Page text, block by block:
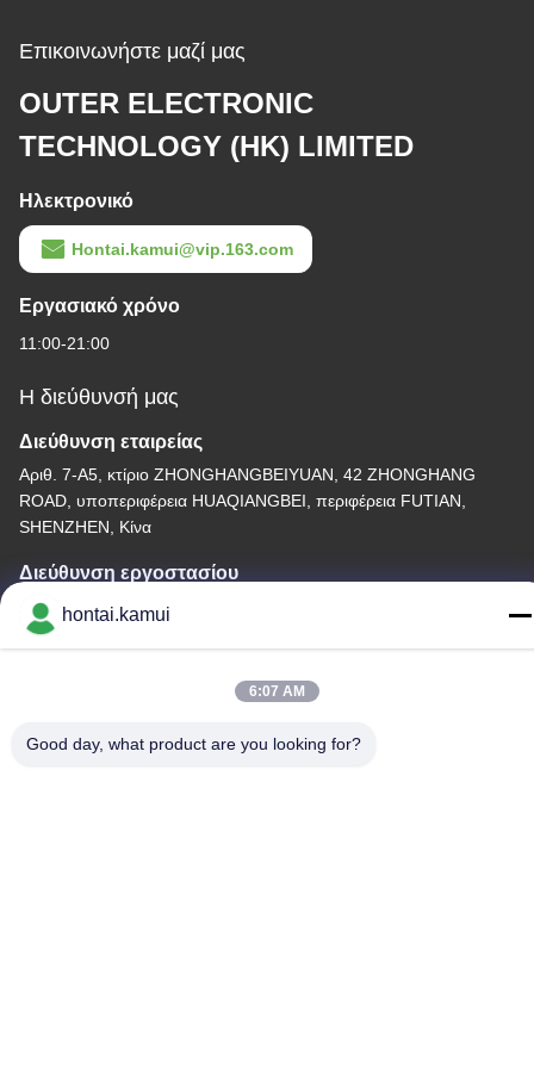
Επικοινωνήστε μαζί μας
OUTER ELECTRONIC
TECHNOLOGY (HK) LIMITED
Ηλεκτρονικό
Hontai.kamui@vip.163.com
Εργασιακό χρόνο
11:00-21:00
Η διεύθυνσή μας
Διεύθυνση εταιρείας
Αριθ. 7-Α5, κτίριο ZHONGHANGBEIYUAN, 42 ZHONGHANG
ROAD, υποπεριφέρεια HUAQIANGBEI, περιφέρεια FUTIAN,
SHENZHEN, Κίνα
Διεύθυνση εργοστασίου
Τηλεφώνημα
hontai.kamui
6:07 AM
Good day, what product are you looking for?